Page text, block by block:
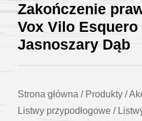
Zakończenie
Vox Vilo Esquero
Jasnoszary Dąb
Strona główna / Produkty /
Listwy przypodłogowe /